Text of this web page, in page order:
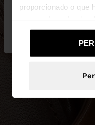
proporcionado o que